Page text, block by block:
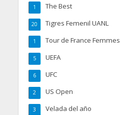
The Best
1
Tigres Femenil UANL
20
Tour de France Femmes
1
UEFA
5
UFC
6
US Open
2
Velada del año
3